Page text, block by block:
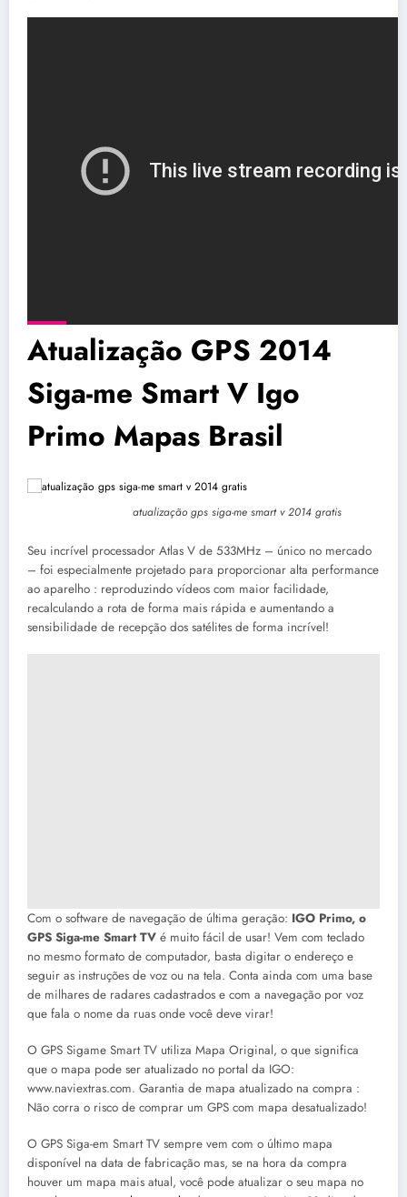
Atualização GPS 2014
Siga-me Smart V Igo
Primo Mapas Brasil
atualização gps siga-me smart v 2014 gratis
Seu incrível processador Atlas V de 533MHz – único no mercado
– foi especialmente projetado para proporcionar alta performance
ao aparelho : reproduzindo vídeos com maior facilidade,
recalculando a rota de forma mais rápida e aumentando a
sensibilidade de recepção dos satélites de forma incrível!
Com o software de navegação de última geração: IGO Primo, o
GPS Siga-me Smart TV é muito fácil de usar! Vem com teclado
no mesmo formato de computador, basta digitar o endereço e
seguir as instruções de voz ou na tela. Conta ainda com uma base
de milhares de radares cadastrados e com a navegação por voz
que fala o nome da ruas onde você deve virar!
O GPS Sigame Smart TV utiliza Mapa Original, o que significa
que o mapa pode ser atualizado no portal da IGO:
www.naviextras.com. Garantia de mapa atualizado na compra :
Não corra o risco de comprar um GPS com mapa desatualizado!
O GPS Siga-em Smart TV sempre vem com o último mapa
disponível na data de fabricação mas, se na hora da compra
houver um mapa mais atual, você pode atualizar o seu mapa no